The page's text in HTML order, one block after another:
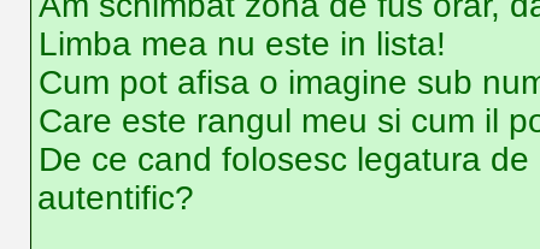
Limba mea nu este in lista!
Cum pot afisa o imagine sub
Care este rangul meu si cum il
De ce cand folosesc legatura
autentific?